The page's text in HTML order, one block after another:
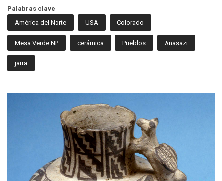
Palabras clave:
América del Norte
USA Colorado
Mesa Verde NP cerámica Pueblos Anasazi
jarra